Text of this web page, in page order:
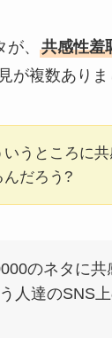
、 共感性羞
が複数ありま
いうところに
んだろう?
のネタに共
人達のSNS